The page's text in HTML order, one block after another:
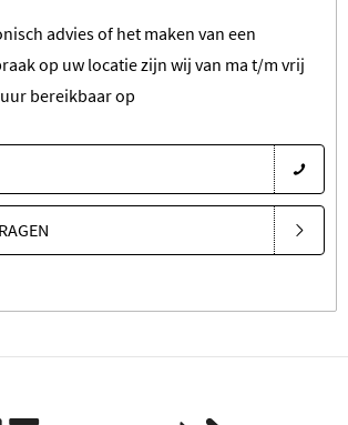
advies of het maken van een
op uw locatie zijn wij van ma t/m vrij
bereikbaar op